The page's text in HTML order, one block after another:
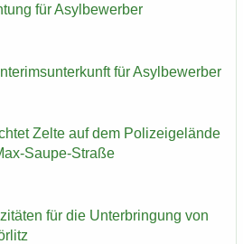
für Asyl­be­wer­ber
für Asyl­be­wer­ber
Zelte auf dem Po­li­zei­ge­län­de
​Saupe-Straße
für die Un­ter­brin­gung von